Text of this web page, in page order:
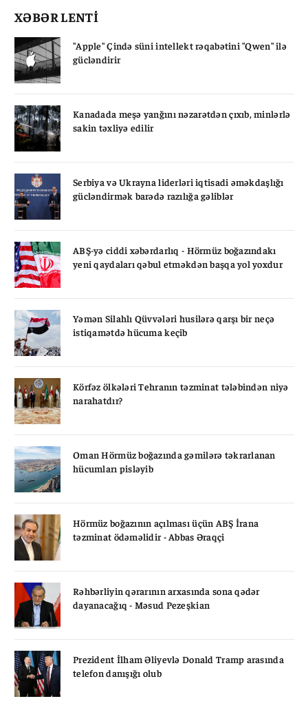
XƏBƏR LENTİ
"Apple" Çində süni intellekt rəqabətini "Qwen" ilə
gücləndirir
Kanadada meşə yanğını nəzarətdən çıxıb, minlərlə
sakin təxliyə edilir
Serbiya və Ukrayna liderləri iqtisadi əməkdaşlığı
gücləndirmək barədə razılığa gəliblər
ABŞ-yə ciddi xəbərdarlıq - Hörmüz boğazındakı
yeni qaydaları qəbul etməkdən başqa yol yoxdur
Yəmən Silahlı Qüvvələri husilərə qarşı bir neçə
istiqamətdə hücuma keçib
Körfəz ölkələri Tehranın təzminat tələbindən niyə
narahatdır?
Oman Hörmüz boğazında gəmilərə təkrarlanan
hücumları pisləyib
Hörmüz boğazının açılması üçün ABŞ İrana
təzminat ödəməlidir - Abbas Əraqçi
Rəhbərliyin qərarının arxasında sona qədər
dayanacağıq - Məsud Pezeşkian
Prezident İlham Əliyevlə Donald Tramp arasında
telefon danışığı olub